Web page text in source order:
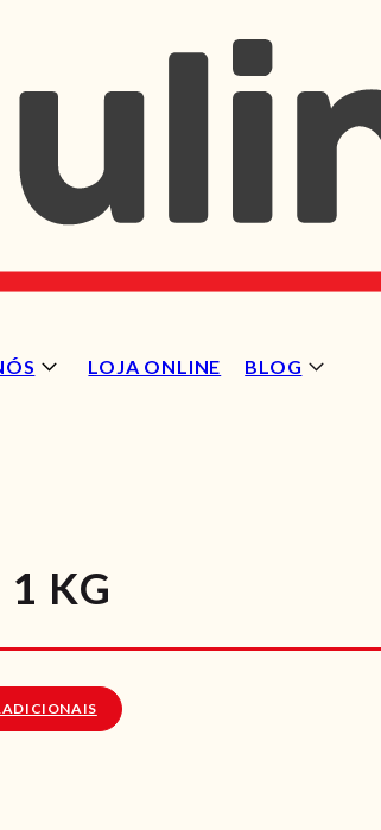
LOJA ONLINE BLOG
KG